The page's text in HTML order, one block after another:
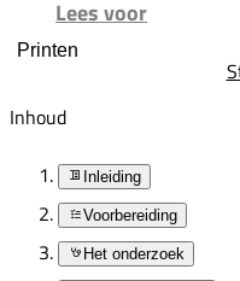
Lees voor
Printen
Inhoud
Inleiding
Voorbereiding
Het onderzoek